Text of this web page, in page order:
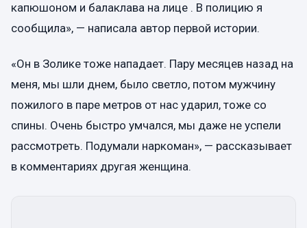
капюшоном и балаклава на лице . В полицию я
сообщила», — написала автор первой истории.
«Он в Золике тоже нападает. Пару месяцев назад на
меня, мы шли днем, было светло, потом мужчину
пожилого в паре метров от нас ударил, тоже со
спины. Очень быстро умчался, мы даже не успели
рассмотреть. Подумали наркоман», — рассказывает
в комментариях другая женщина.